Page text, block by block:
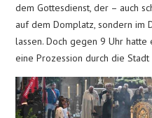
dem Gottesdienst, der – auch
auf dem Domplatz, sondern im
lassen. Doch gegen 9 Uhr
eine Prozession durch die